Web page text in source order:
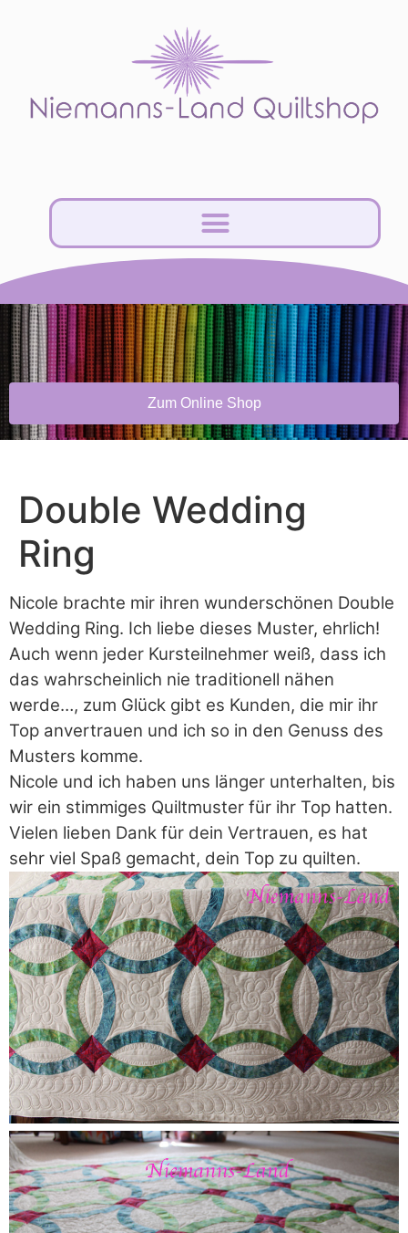
Zum Online Shop
Double Wedding
Ring
Nicole brachte mir ihren wunderschönen Double
Wedding Ring. Ich liebe dieses Muster, ehrlich!
Auch wenn jeder Kursteilnehmer weiß, dass ich
das wahrscheinlich nie traditionell nähen
werde…, zum Glück gibt es Kunden, die mir ihr
Top anvertrauen und ich so in den Genuss des
Musters komme.
Nicole und ich haben uns länger unterhalten, bis
wir ein stimmiges Quiltmuster für ihr Top hatten.
Vielen lieben Dank für dein Vertrauen, es hat
sehr viel Spaß gemacht, dein Top zu quilten.